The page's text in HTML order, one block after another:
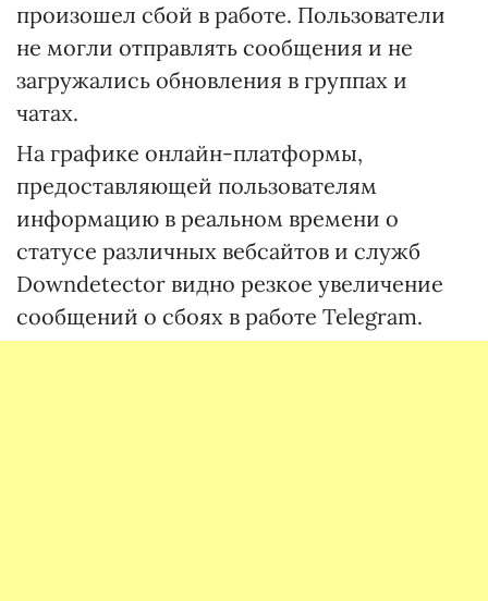
произошел сбой в работе. Пользователи
не могли отправлять сообщения и не
загружались обновления в группах и
чатах.
На графике онлайн-платформы,
предоставляющей пользователям
информацию в реальном времени о
статусе различных вебсайтов и служб
Downdetector видно резкое увеличение
сообщений о сбоях в работе Telegram.